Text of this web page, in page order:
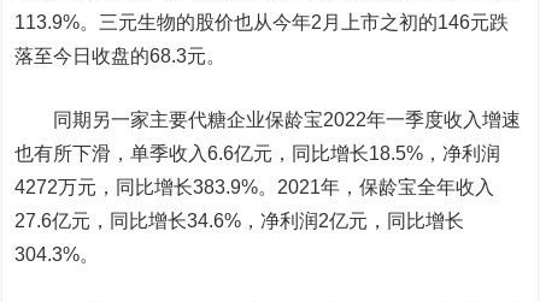
113.9%。三元生物的股价也从今年2月上市之初的146元跌
落至今日收盘的68.3元。
同期另一家主要代糖企业保龄宝2022年一季度收入增速
也有所下滑，单季收入6.6亿元，同比增长18.5%，净利润
4272万元，同比增长383.9%。2021年，保龄宝全年收入
27.6亿元，同比增长34.6%，净利润2亿元，同比增长
304.3%。